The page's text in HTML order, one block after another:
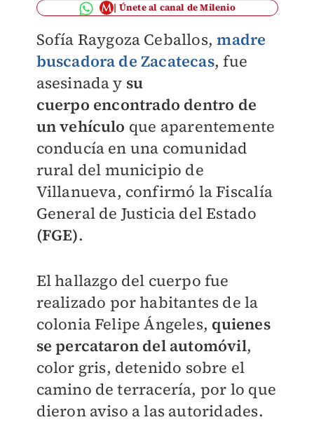
Únete al canal de Milenio
Sofía Raygoza Ceballos,madre
buscadora de Zacatecas, fue
asesinada y su
cuerpo encontrado dentro de
un vehículo que aparentemente
conducía en una comunidad
rural del municipio de
Villanueva, confirmó la Fiscalía
General de Justicia del Estado
(FGE).
El hallazgo del cuerpo fue
realizado por habitantes de la
colonia Felipe Ángeles, quienes
se percataron del automóvil,
color gris, detenido sobre el
camino de terracería, por lo que
dieron aviso a las autoridades.